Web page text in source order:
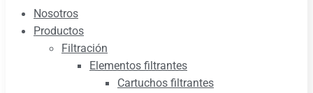
Nosotros
Productos
Filtración
Elementos filtrantes
Cartuchos filtrantes